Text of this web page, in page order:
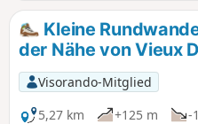
Kleine
der Nähe von Vieux
Visorando-Mitglied
5,27 km
+125 m -